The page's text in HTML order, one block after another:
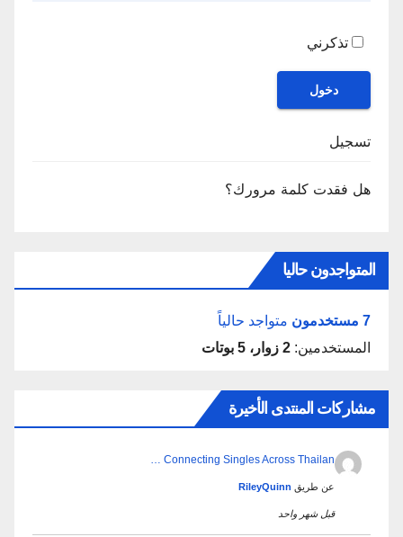
تذكرني
دخول
تسجيل
هل فقدت كلمة مرورك؟
المتواجدون حاليا
7 مستخدمون
متواجد حالياً
المستخدمين: 2 زوار، 5 بوتات
مشاركات المنتدى الأخيرة
Connecting Singles Across Thailan …
عن طريق RileyQuinn
قبل شهر واحد